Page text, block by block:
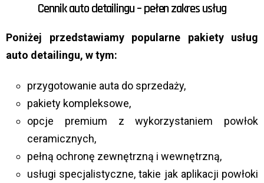
Cennik auto detailingu – pełen zakres usług
Poniżej przedstawiamy popularne pakiety usług
auto detailingu, w tym:
przygotowanie auta do sprzedaży,
pakiety kompleksowe,
opcje premium z wykorzystaniem powłok
ceramicznych,
pełną ochronę zewnętrzną i wewnętrzną,
usługi specjalistyczne, takie jak aplikacji powłoki